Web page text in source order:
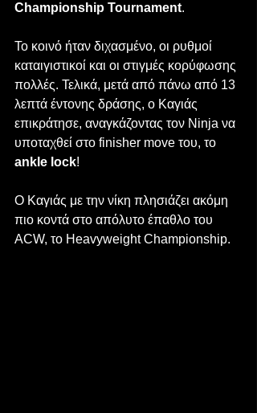
Championship Tournament.
Το κοινό ήταν διχασμένο, οι ρυθμοί
καταιγιστικοί και οι στιγμές κορύφωσης
πολλές. Τελικά, μετά από πάνω από 13
λεπτά έντονης δράσης, ο Καγιάς
επικράτησε, αναγκάζοντας τον Ninja να
υποταχθεί στο finisher move του, το
ankle lock!
Ο Καγιάς με την νίκη πλησιάζει ακόμη
πιο κοντά στο απόλυτο έπαθλο του
ACW, το Heavyweight Championship.